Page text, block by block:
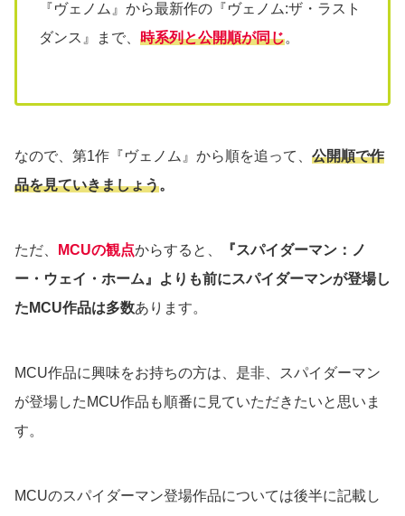
『ヴェノム』から最新作の『ヴェノム:ザ・ラスト
ダンス』まで、 時系列と公開順が同じ。
なので、第1作『ヴェノム』から順を追って、 公開順で作
品を見ていきましょう。
ただ、 MCUの観点からすると、
『スパイダーマン：ノ
ー・ウェイ・ホーム』よりも前にスパイダーマンが登場し
たMCU作品は多数あります。
MCU作品に興味をお持ちの方は、是非、スパイダーマン
が登場したMCU作品も順番に見ていただきたいと思いま
す。
MCUのスパイダーマン登場作品については後半に記載し